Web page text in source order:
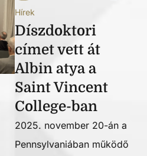
Hírek
Díszdoktori
címet vett át
Albin atya a
Saint Vincent
College-ban
2025. november 20-án a
Pennsylvaniában működő